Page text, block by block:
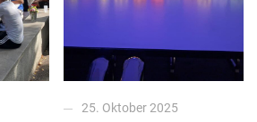
25. Oktober 2025